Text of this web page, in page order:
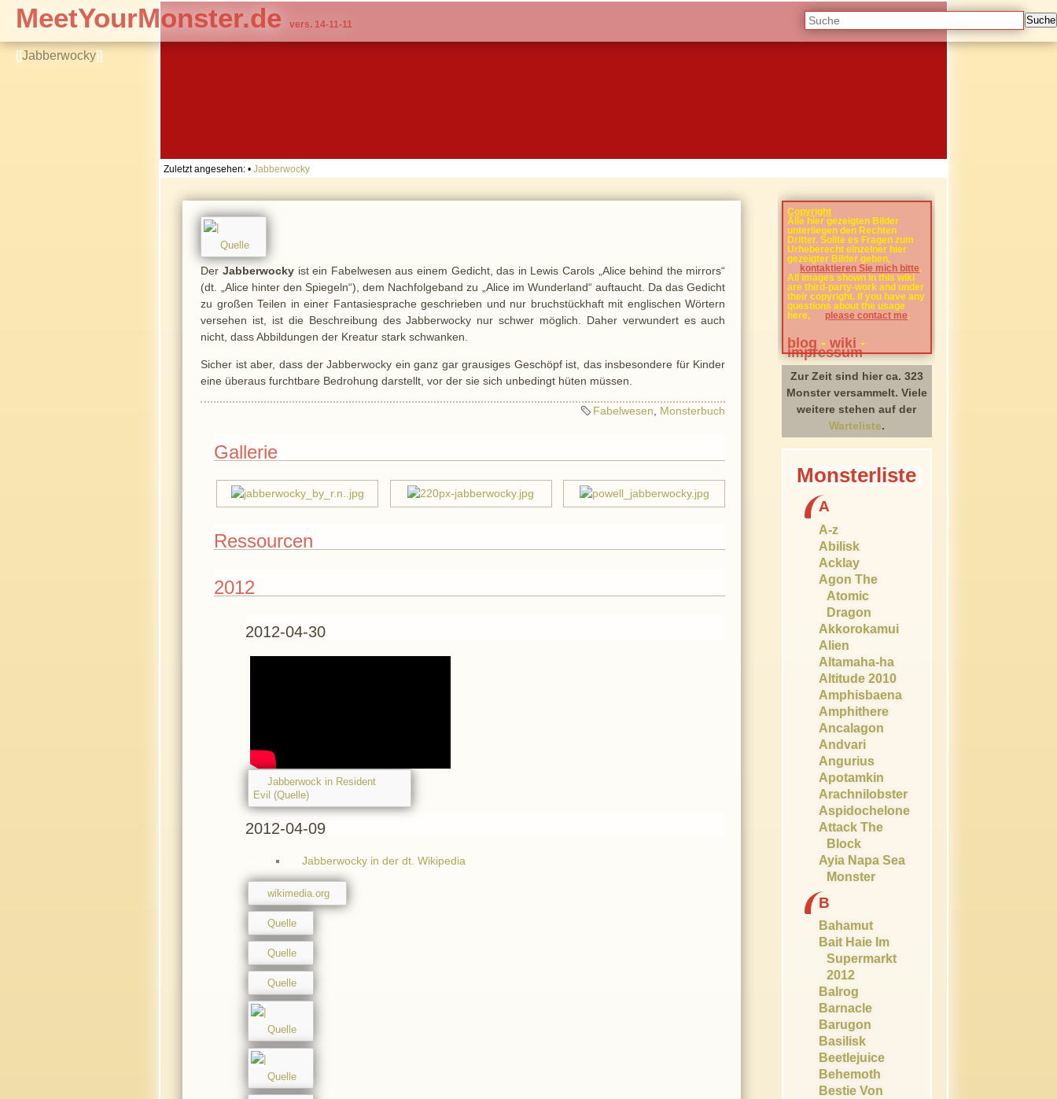
[[Jabberwocky]]
MeetYourMonster.de vers. 14-11-11
Zuletzt angesehen: • Jabberwocky
Quelle
Der Jabberwocky ist ein Fabelwesen aus einem Gedicht, das in Lewis Carols „Alice behind the mirrors“
(dt. „Alice hinter den Spiegeln“), dem Nachfolgeband zu „Alice im Wunderland“ auftaucht. Da das Gedicht
zu großen Teilen in einer Fantasiesprache geschrieben und nur bruchstückhaft mit englischen Wörtern
versehen ist, ist die Beschreibung des Jabberwocky nur schwer möglich. Daher verwundert es auch
nicht, dass Abbildungen der Kreatur stark schwanken.
Sicher ist aber, dass der Jabberwocky ein ganz gar grausiges Geschöpf ist, das insbesondere für Kinder
eine überaus furchtbare Bedrohung darstellt, vor der sie sich unbedingt hüten müssen.
Fabelwesen Monsterbuch
Gallerie
Ressourcen
2012
2012-04-30
Jabberwock in Resident
Evil (Quelle)
2012-04-09
Jabberwocky in der dt. Wikipedia
wikimedia.org
Quelle
Quelle
Quelle
Quelle
Quelle
Suche
Copyright
Alle hier gezeigten Bilder
unterliegen den Rechten
Dritter. Sollte es Fragen zum
Urheberecht einzelner hier
gezeigter Bilder geben,
kontaktieren Sie mich bitte.
All images shown in this wiki
are third-party-work and under
their copyright. If you have any
questions about the usage
here,
please contact me.
blog -wiki -
impressum
Zur Zeit sind hier ca. 323
Monster versammelt. Viele
weitere stehen auf der
Warteliste.
Monsterliste
A
A-z
Abilisk
Acklay
Agon The
Atomic
Dragon
Akkorokamui
Alien
Altamaha-ha
Altitude 2010
Amphisbaena
Amphithere
Ancalagon
Andvari
Angurius
Apotamkin
Arachnilobster
Aspidochelone
Attack The
Block
Ayia Napa Sea
Monster
B
Bahamut
Bait Haie Im
Supermarkt
2012
Balrog
Barnacle
Barugon
Basilisk
Beetlejuice
Behemoth
Bestie Von